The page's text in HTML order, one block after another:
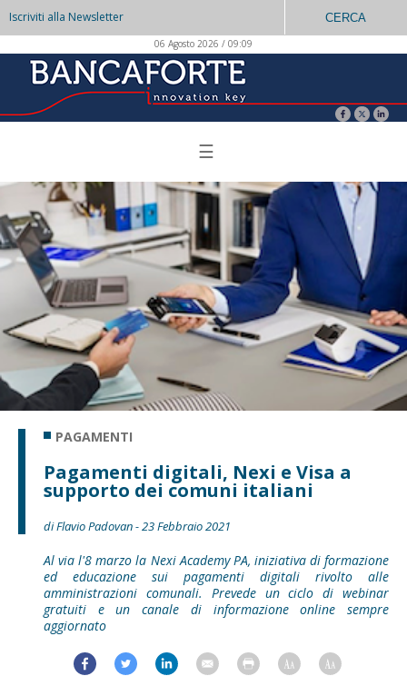
Iscriviti alla Newsletter CERCA
06 Agosto 2026 / 09:09
☰
PAGAMENTI
Pagamenti digitali, Nexi e Visa a
supporto dei comuni italiani
di Flavio Padovan - 23 Febbraio 2021
Al via l'8 marzo la Nexi Academy PA, iniziativa di formazione
ed educazione sui pagamenti digitali rivolto alle
amministrazioni comunali. Prevede un ciclo di webinar
gratuiti e un canale di informazione online sempre
aggiornato